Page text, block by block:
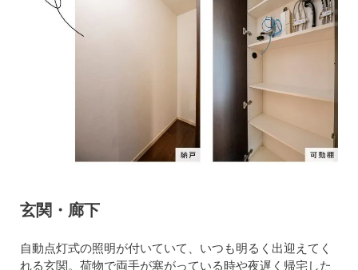
玄関・廊下
自動点灯式の照明が付いていて、いつも明るく出迎えてく
れる玄関。荷物で両手が塞がっている時や夜遅く帰宅した